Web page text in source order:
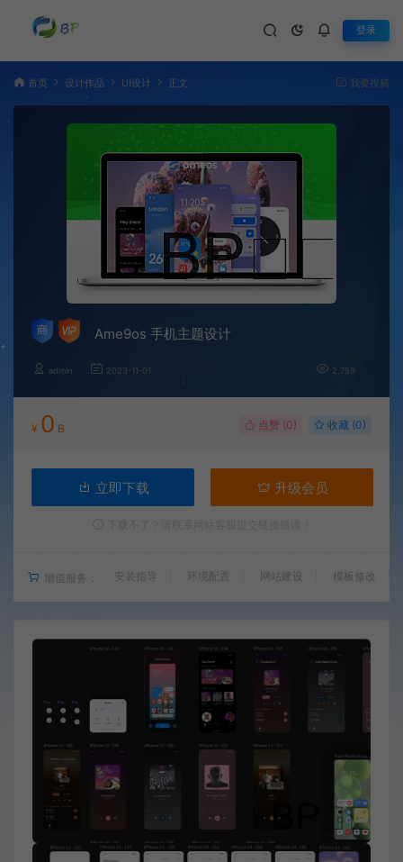
登录
首页 设计作品 UI设计 正文 我要投稿
Ame9os 手机主题设计
admin 2023-11-01 2,759
¥ 0 B 点赞 (0) 收藏 (0)
立即下载 升级会员
增值服务： 安装指导 环境配置 网站建设 模板修改